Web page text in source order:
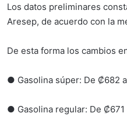
Los datos preliminares
Aresep, de acuerdo con la
De esta forma los cambios
● Gasolina súper: De ₡682
● Gasolina regular: De